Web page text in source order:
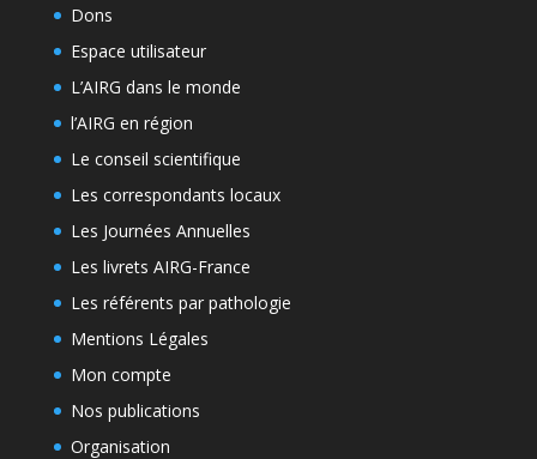
Dons
Espace utilisateur
L’AIRG dans le monde
l’AIRG en région
Le conseil scientifique
Les correspondants locaux
Les Journées Annuelles
Les livrets AIRG-France
Les référents par pathologie
Mentions Légales
Mon compte
Nos publications
Organisation